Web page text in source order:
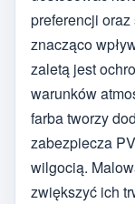
preferencji
znacząco
zaletą jest
warunków
farba tworzy
zabezpiecza
wilgocią.
zwiększyć ich